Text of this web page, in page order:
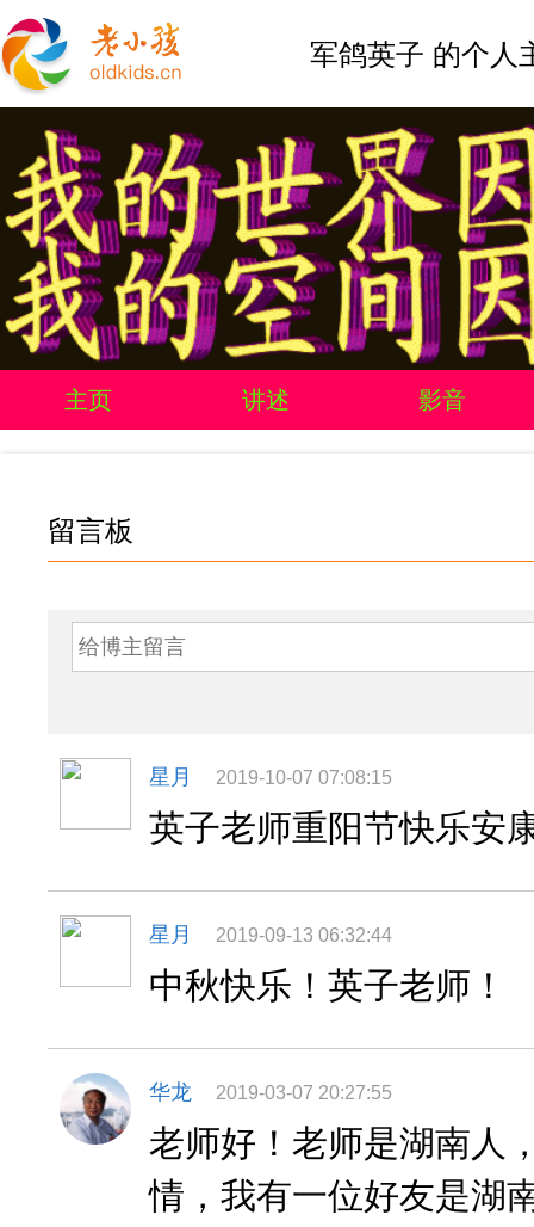
军鸽英子 的个人
主页 讲述 影音
留言板
星月 2019-10-07 07:08:15
英子老师重阳节快乐安
星月 2019-09-13 06:32:44
中秋快乐！英子老师！
华龙 2019-03-07 20:27:55
老师好！老师是湖南人
情，我有一位好友是湖